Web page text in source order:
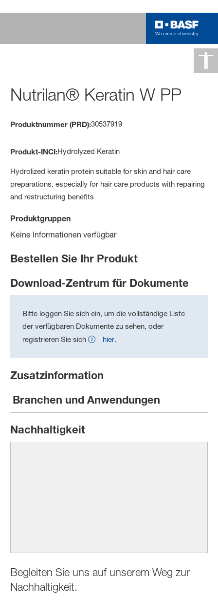
Nutrilan® Keratin W PP
Produktnummer (PRD):30537919
Produkt-INCI:Hydrolyzed Keratin
Hydrolized keratin protein suitable for skin and hair care
preparations, especially for hair care products with repairing
and restructuring benefits
Produktgruppen
Keine Informationen verfügbar
Bestellen Sie Ihr Produkt
Download-Zentrum für Dokumente
Bitte loggen Sie sich ein, um die vollständige Liste
der verfügbaren Dokumente zu sehen, oder
registrieren Sie sich
hier.
Zusatzinformation
Branchen und Anwendungen
Nachhaltigkeit
Begleiten Sie uns auf unserem Weg zur
Nachhaltigkeit.